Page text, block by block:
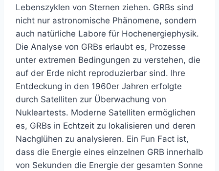
Lebenszyklen von Sternen ziehen. GRBs sind
nicht nur astronomische Phänomene, sondern
auch natürliche Labore für Hochenergiephysik.
Die Analyse von GRBs erlaubt es, Prozesse
unter extremen Bedingungen zu verstehen, die
auf der Erde nicht reproduzierbar sind. Ihre
Entdeckung in den 1960er Jahren erfolgte
durch Satelliten zur Überwachung von
Nukleartests. Moderne Satelliten ermöglichen
es, GRBs in Echtzeit zu lokalisieren und deren
Nachglühen zu analysieren. Ein Fun Fact ist,
dass die Energie eines einzelnen GRB innerhalb
von Sekunden die Energie der gesamten Sonne